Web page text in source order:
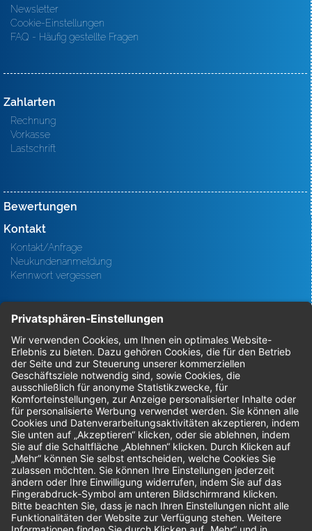
Newsletter
Cookie-Einstellungen
FAQ - Häufig gestellte Fragen
Zahlarten
Rechnung
Vorkasse
Lastschrift
Bewertungen
Kontakt
Kontakt/Anfrage
Neukundenanmeldung
Kennwort vergessen
Bestellungen
Sendung verfolgen
Geprüfter Shop